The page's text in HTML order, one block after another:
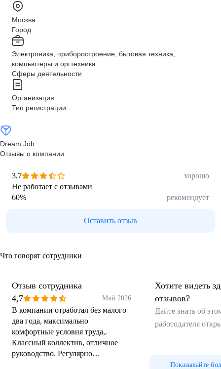
Москва
Город
Электроника, приборостроение, бытовая техника,
компьютеры и оргтехника
Сферы деятельности
Организация
Тип регистрации
Dream Job
Отзывы о компании
3,7
хорошо
Не работает с отзывами
60% рекомендует
Оставить отзыв
Что говорят сотрудники
Отзыв сотрудника
4,7
Май 2026
В компании отработал без малого
два года, максимально
комфортные условия труда,.
Классный коллектив, отличное
руководство. Регулярно
Хотите видеть
отзывов?
Дайте знать об
работодателя
Показывайте